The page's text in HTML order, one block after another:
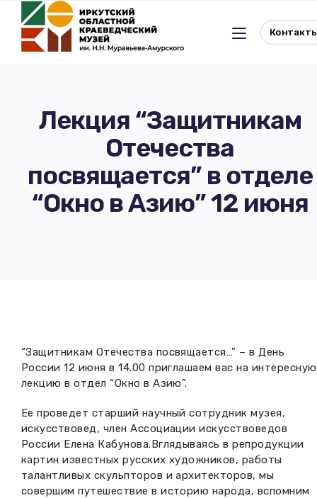
Льготное посещение музея
Независимая оценка
Научные издания
Новости
Отдел истории
Музей В.Г. Распутина
Научно-фондовый отдел
Мемориальный дом А.М. Тюрюмина
Повышение квалификации
Передвижные выставки
Отчетность
Профессиональные мероприятия
Лекция “Защитникам
Отечества
посвящается” в отделе
“Окно в Азию” 12 июня
“Защитникам Отечества посвящается…” – в День
России 12 июня в 14.00 приглашаем вас на интересную
лекцию в отдел “Окно в Азию”.
Ее проведет старший научный сотрудник музея,
искусствовед, член Ассоциации искусствоведов
России Елена Кабунова.Вглядываясь в репродукции
картин известных русских художников, работы
талантливых скульпторов и архитекторов, мы
совершим путешествие в историю народа, вспомним